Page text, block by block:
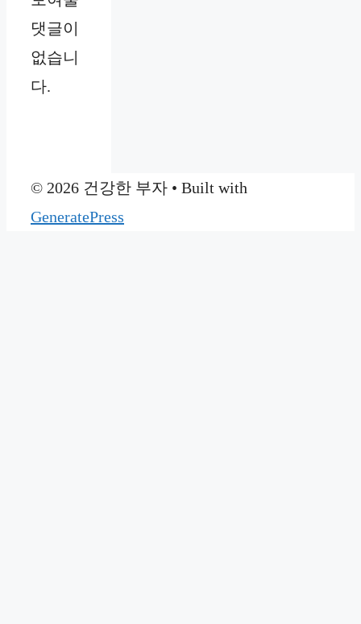
댓글이
없습니
다.
© 2026 건강한 부자 • Built with
GeneratePress